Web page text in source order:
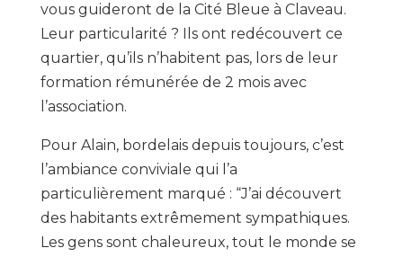
vous guideront de la Cité Bleue à Claveau.
Leur particularité ? Ils ont redécouvert ce
quartier, qu’ils n’habitent pas, lors de leur
formation rémunérée de 2 mois avec
l’association.
Pour Alain, bordelais depuis toujours, c’est
l’ambiance conviviale qui l’a
particulièrement marqué : “J’ai découvert
des habitants extrêmement sympathiques.
Les gens sont chaleureux, tout le monde se